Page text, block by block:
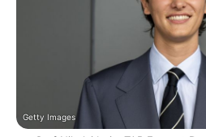
Getty Images